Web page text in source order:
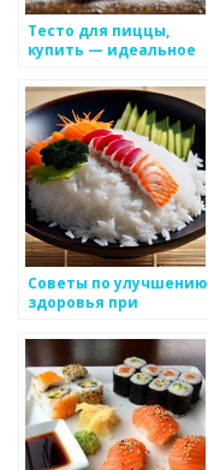
Тесто для пиццы,
купить — идеальное
бизнеса
Советы по улучшению
здоровья при
японских блюд